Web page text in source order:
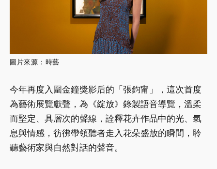
圖片來源：時藝
今年再度入圍金鐘獎影后的「張鈞甯」，這次首度
為藝術展覽獻聲，為《綻放》錄製語音導覽，溫柔
而堅定、具層次的聲線，詮釋花卉作品中的光、氣
息與情感，彷彿帶領聽者走入花朵盛放的瞬間，聆
聽藝術家與自然對話的聲音。